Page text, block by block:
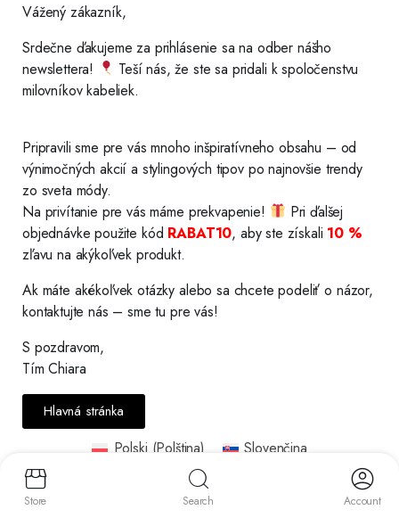
Vážený zákazník,
Srdečne ďakujeme za prihlásenie sa na odber nášho
newslettera!
Teší nás, že ste sa pridali k spoločenstvu
milovníkov kabeliek.
Pripravili sme pre vás mnoho inšpiratívneho obsahu – od
výnimočných akcií a stylingových tipov po najnovšie trendy
zo sveta módy.
Na privítanie pre vás máme prekvapenie!
Pri ďalšej
objednávke použite kód RABAT10, aby ste získali 10 %
zľavu na akýkoľvek produkt.
Ak máte akékoľvek otázky alebo sa chcete podeliť o názor,
kontaktujte nás – sme tu pre vás!
S pozdravom,
Tím Chiara
Hlavná stránka
Store Search Account
Polski (Polština) Slovenčina